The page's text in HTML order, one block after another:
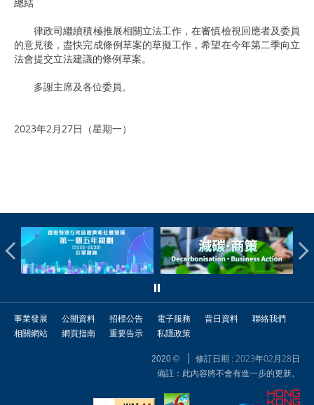
律政司繼續積極推展相關立法工作，在審慎檢視回應者及委員
的意見後，盡快完成條例草案的草擬工作，希望在今年第二季向立
法會提交立法建議的條例草案。
多謝主席及各位委員。
2023年2月27日（星期一）
事業發展 公開資料 招標公告 電子服務 昔日資料
聯絡我們
相關網站
網頁指南 重要告示 私隱政策
2020 ©
修訂日期 : 2023年02月28日
備註：此內容將不會有進一步的更新。